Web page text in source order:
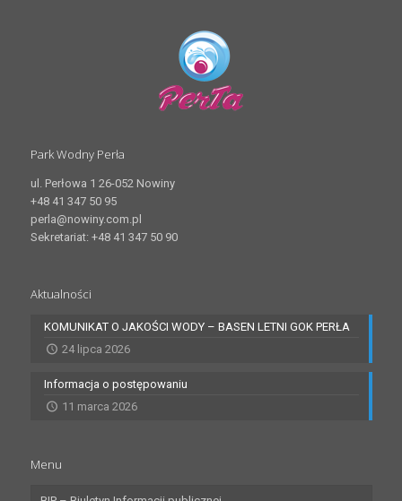
Park Wodny Perła
ul. Perłowa 1 26-052 Nowiny
+48 41 347 50 95
perla@nowiny.com.pl
Sekretariat: +48 41 347 50 90
Aktualności
KOMUNIKAT O JAKOŚCI WODY – BASEN LETNI GOK PERŁA
24 lipca 2026
Informacja o postępowaniu
11 marca 2026
Menu